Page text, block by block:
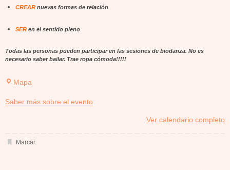
CREAR nuevas formas de relación
SER en el sentido pleno
Todas las personas pueden participar en las sesiones de biodanza. No es
necesario saber bailar. Trae ropa cómoda!!!!!
Mapa
Saber más sobre el eventoabout
Ver calendario completo
Marcar.